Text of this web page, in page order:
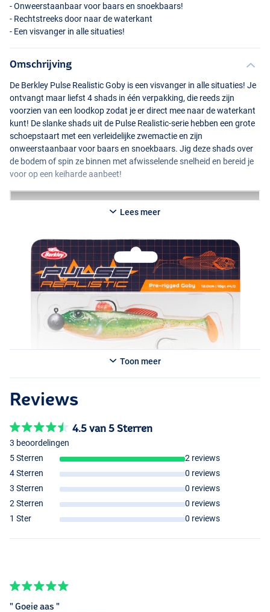
- Onweerstaanbaar voor baars en snoekbaars!
- Rechtstreeks door naar de waterkant
- Een visvanger in alle situaties!
Omschrijving
De Berkley Pulse Realistic Goby is een visvanger in alle situaties! Je
ontvangt maar liefst 4 shads in één verpakking, die reeds zijn
voorzien van een loodkop zodat je er direct mee naar de waterkant
kunt! De slanke shads uit de Pulse Realistic-serie hebben een grote
schoepstaart met een verleidelijke zwemactie en zijn
onweerstaanbaar voor baars en snoekbaars. Jig deze shads over
de bodem of spin ze binnen met afwisselende snelheid en bereid je
voor op een keiharde aanbeet!
Lees meer
Toon meer
Reviews
4.5 van 5 Sterren
3 beoordelingen
5 Sterren
2 reviews
4 Sterren
0 reviews
3 Sterren
0 reviews
2 Sterren
0 reviews
1 Ster
0 reviews
" Goeie aas "